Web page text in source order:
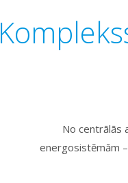
No centrālās
energosistēmām